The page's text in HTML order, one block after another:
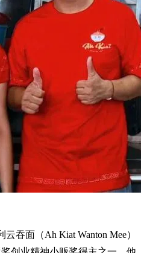
吞面（Ah Kiat Wanton Mee）